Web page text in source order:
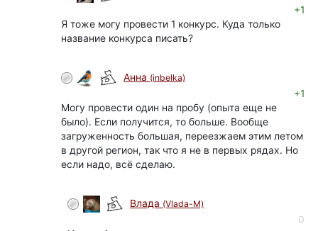
+1
Я тоже могу провести 1 конкурс. Куда только
название конкурса писать?
Анна (inbelka)
+1
Могу провести один на пробу (опыта еще не
было). Если получится, то больше. Вообще
загруженность большая, переезжаем этим летом
в другой регион, так что я не в первых рядах. Но
если надо, всё сделаю.
Влада (Vlada-M)
0